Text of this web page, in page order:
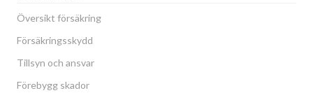
Översikt försäkring
Försäkringsskydd
Tillsyn och ansvar
Förebygg skador